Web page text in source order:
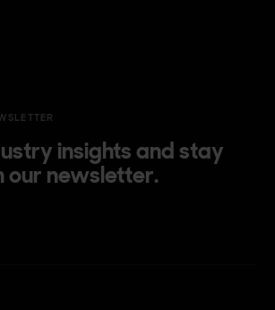
insights and stay
our newsletter.